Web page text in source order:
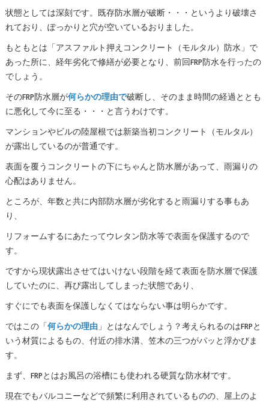
状態としては深刻です。既存防水層が破断・・・というより破壊さ
れており、ぽっかりと穴が空いているおりました。
もともとは「アスファルト押えコンクリート（モルタル）防水」で
あった所に、経年劣化で修繕が必要となり、前回FRP防水を行ったの
でしょう。
そのFRP防水層が何らかの理由で破断し、そのまま時間の経過ととも
に悪化して今に至る・・・と言うわけです。
マンションやビルの陸屋根では新築当初コンクリート（モルタル）
が露出しているのが普通です。
表面を覆うコンクリートの下にちゃんと防水層があって、雨漏りの
心配はありません。
ところが、年数と共に内部防水層が劣化すると雨漏りする事もあ
り、
リフォームするにあたってウレタン防水等で表面を保護するので
す。
ですから現状露出させてはいけない段階を経て表面を防水層で保護
していたのに、再び露出してしまった状態であり、
すぐにでも表面を保護しなくてはならない事は明らかです。
ではこの「何らかの理由」とはなんでしょう？考えられるのはFRPと
いう材質によるもの、付近の排水溝、笠木の三つがパッと浮かびま
す。
まず、FRPとはお風呂の浴槽にも使われる硬質な防水材です。
現在でもバルコニーなどで頻繁に利用されているものの、屋上のよ